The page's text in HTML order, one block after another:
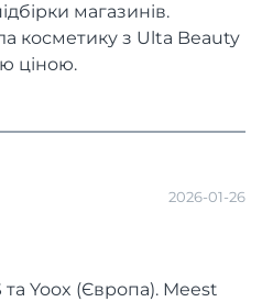
магазинів.
косметику з Ulta Beauty
ціною.
2026-01-26
Yoox (Європа). Meest